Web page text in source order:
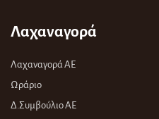
Λαχαναγορά
Λαχαναγορά ΑΕ
Ωράριο
Δ.Συμβούλιο ΑΕ